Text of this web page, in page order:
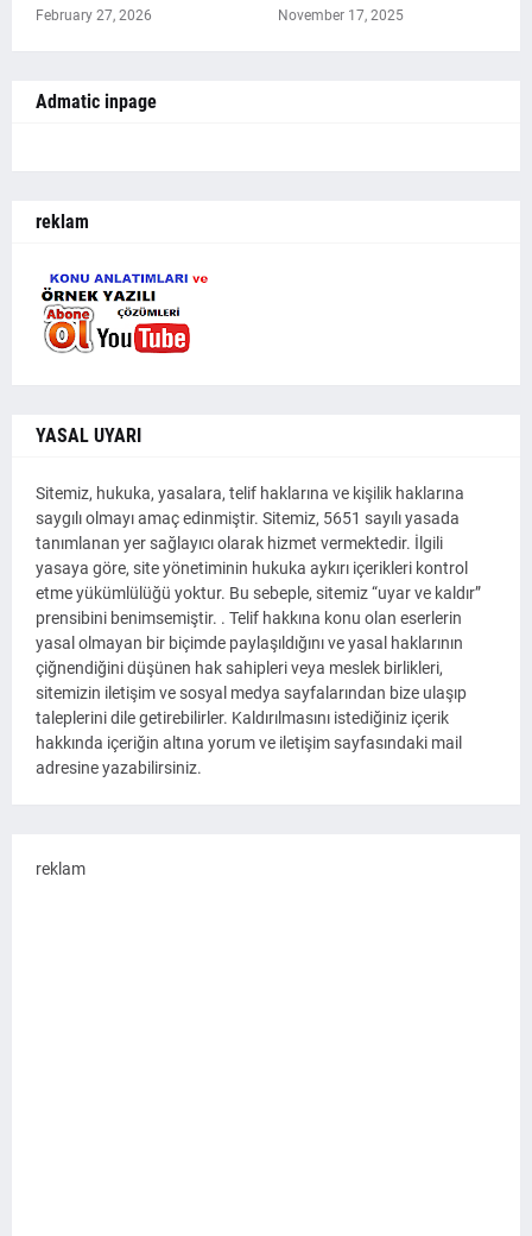
February 27, 2026 November 17, 2025
Admatic inpage
reklam
YASAL UYARI
Sitemiz, hukuka, yasalara, telif haklarına ve kişilik haklarına
saygılı olmayı amaç edinmiştir. Sitemiz, 5651 sayılı yasada
tanımlanan yer sağlayıcı olarak hizmet vermektedir. İlgili
yasaya göre, site yönetiminin hukuka aykırı içerikleri kontrol
etme yükümlülüğü yoktur. Bu sebeple, sitemiz “uyar ve kaldır”
prensibini benimsemiştir. . Telif hakkına konu olan eserlerin
yasal olmayan bir biçimde paylaşıldığını ve yasal haklarının
çiğnendiğini düşünen hak sahipleri veya meslek birlikleri,
sitemizin iletişim ve sosyal medya sayfalarından bize ulaşıp
taleplerini dile getirebilirler. Kaldırılmasını istediğiniz içerik
hakkında içeriğin altına yorum ve iletişim sayfasındaki mail
adresine yazabilirsiniz.
reklam